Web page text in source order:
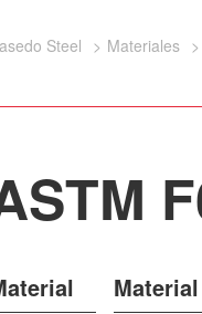
Steel Materiales